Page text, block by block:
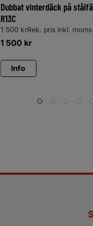
Dubbat vinterdäck på
R13C
1 500 krRek. pris inkl. moms
1 500 kr
Info